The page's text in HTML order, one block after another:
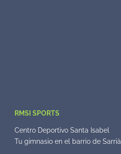
RMSI SPORTS
Centro Deportivo Santa Isabel
Tu gimnasio en el barrio de Sarrià